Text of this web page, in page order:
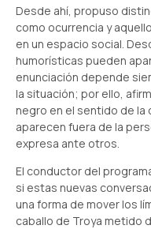
Desde ahí, propuso
como ocurrencia y
en un espacio social.
humorísticas pueden
enunciación depende
la situación; por ello,
negro en el sentido de la
aparecen fuera de la
expresa ante otros.
El conductor del
si estas nuevas
una forma de mover los
caballo de Troya metido